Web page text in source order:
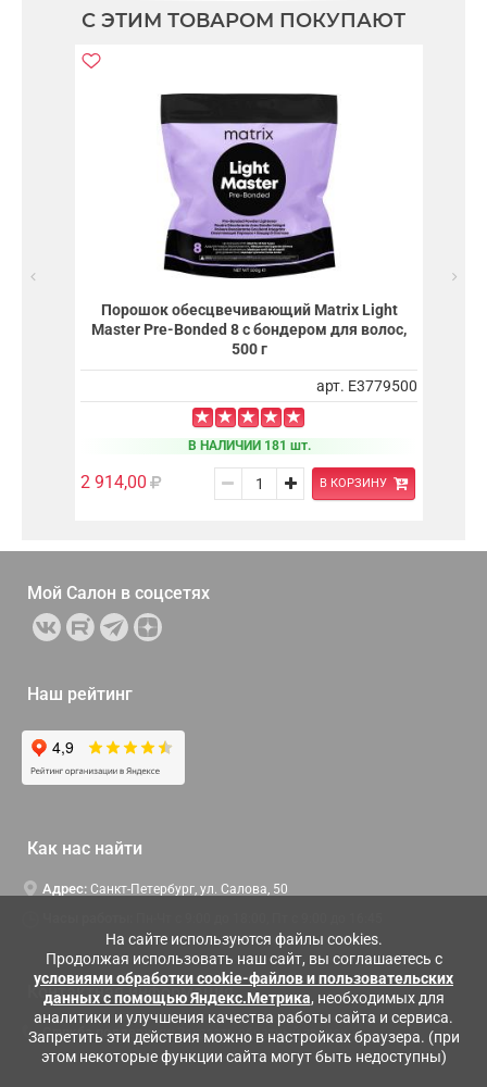
На сайте используются файлы cookies.
Продолжая использовать наш сайт, вы соглашаетесь с
условиями обработки cookie-файлов и пользовательских
данных с помощью Яндекс.Метрика, необходимых для
аналитики и улучшения качества работы сайта и сервиса.
Запретить эти действия можно в настройках браузера. (при
этом некоторые функции сайта могут быть недоступны)
С ЭТИМ ТОВАРОМ ПОКУПАЮТ
Порошок обесцвечивающий Matrix Light
Master Pre-Bonded 8 с бондером для волос,
500 г
арт. E3779500
В НАЛИЧИИ 181 шт.
2 914,00 В КОРЗИНУ
Мой Салон в соцсетях
Наш рейтинг
Как нас найти
Адрес: Санкт-Петербург, ул. Салова, 50
Контактная информация
Служба поддержки: Заказать обратный звонок